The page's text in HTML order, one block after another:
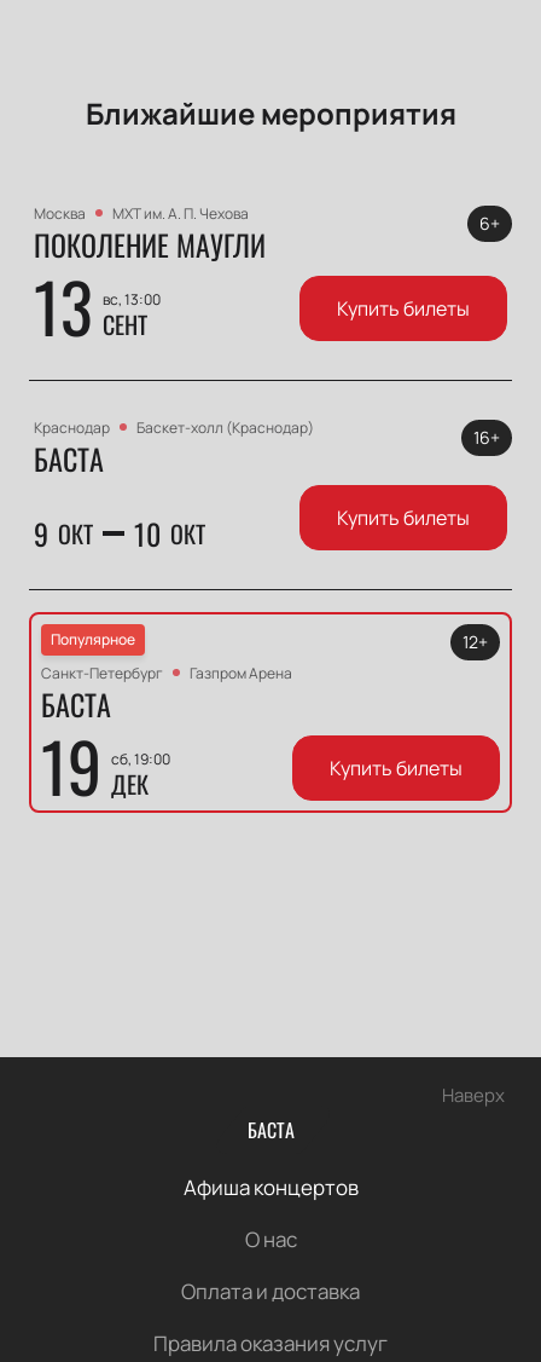
Ближайшие мероприятия
Москва МХТ им. А. П. Чехова
ПОКОЛЕНИЕ МАУГЛИ
13 вс, 13:00
СЕНТ
6+
Купить билеты
Краснодар Баскет-холл (Краснодар)
БАСТА
9 ОКТ 10 ОКТ
16+
Купить билеты
Популярное
Санкт-Петербург
Газпром Арена
БАСТА
19 сб, 19:00
ДЕК
12+
Купить билеты
Наверх
БАСТА
Афиша концертов
О нас
Оплата и доставка
Правила оказания услуг